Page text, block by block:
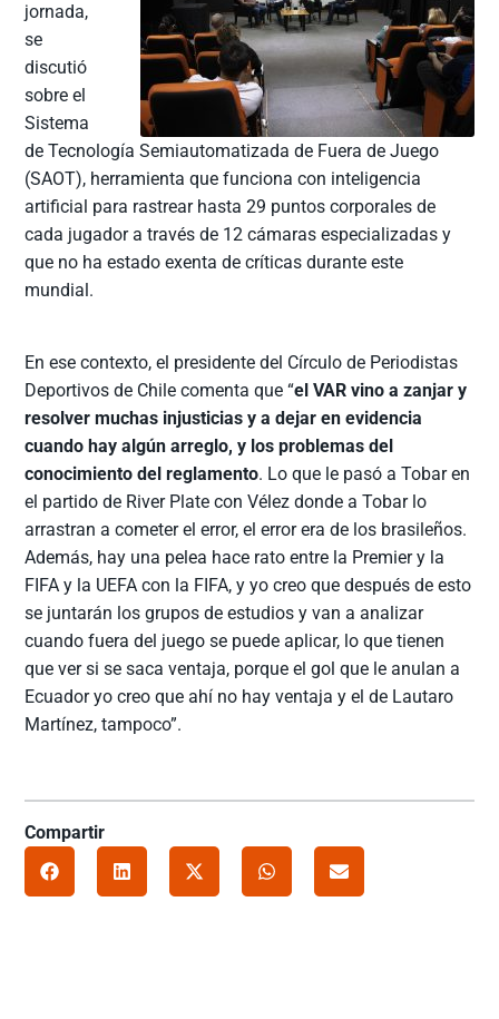
jornada,
se
discutió
sobre el
Sistema
de Tecnología Semiautomatizada de Fuera de Juego
(SAOT), herramienta que funciona con inteligencia
artificial para rastrear hasta 29 puntos corporales de
cada jugador a través de 12 cámaras especializadas y
que no ha estado exenta de críticas durante este
mundial.
En ese contexto, el presidente del Círculo de Periodistas
Deportivos de Chile comenta que “el VAR vino a zanjar y
resolver muchas injusticias y a dejar en evidencia
cuando hay algún arreglo, y los problemas del
conocimiento del reglamento. Lo que le pasó a Tobar en
el partido de River Plate con Vélez donde a Tobar lo
arrastran a cometer el error, el error era de los brasileños.
Además, hay una pelea hace rato entre la Premier y la
FIFA y la UEFA con la FIFA, y yo creo que después de esto
se juntarán los grupos de estudios y van a analizar
cuando fuera del juego se puede aplicar, lo que tienen
que ver si se saca ventaja, porque el gol que le anulan a
Ecuador yo creo que ahí no hay ventaja y el de Lautaro
Martínez, tampoco”.
Compartir